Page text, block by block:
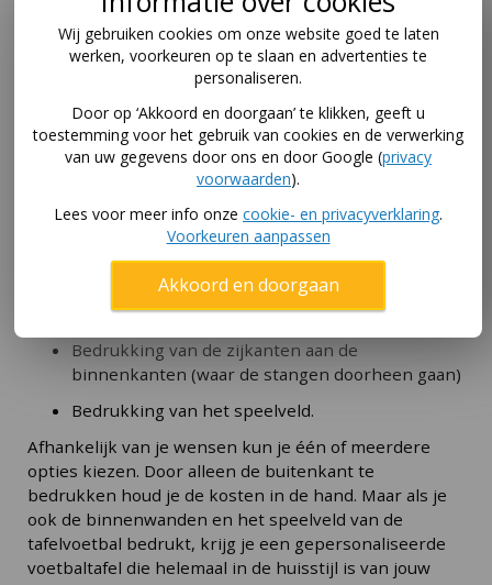
Bedrukken voetbaltafel
Wist je dat we praktisch elke voetbaltafel ook kunnen
leveren met bedrukking? Bekijk onze categoriepagina
tafelvoetbal met bedrukking voor enkele voorbeelden
In het kort is het volgende mogelijk:
Bedrukking van wanden aan de buitenzijde. De
zijkanten waar de stangen doorheen komen en
de panelen aan de kopse kanten.
Bedrukking van de zijkanten aan de
binnenkanten (waar de stangen doorheen gaan)
Bedrukking van het speelveld.
Afhankelijk van je wensen kun je één of meerdere
opties kiezen. Door alleen de buitenkant te
bedrukken houd je de kosten in de hand. Maar als je
ook de binnenwanden en het speelveld van de
tafelvoetbal bedrukt, krijg je een gepersonaliseerde
voetbaltafel die helemaal in de huisstijl is van jouw
Wij gebruiken cookies om onze website goed te laten
werken, voorkeuren op te slaan en advertenties te
personaliseren.
Door op ‘Akkoord en doorgaan’ te klikken, geeft u
toestemming voor het gebruik van cookies en de verwerking
van uw gegevens door ons en door Google (privacy
voorwaarden).
Lees voor meer info onze cookie- en privacyverklaring.
Voorkeuren aanpassen
Akkoord en doorgaan